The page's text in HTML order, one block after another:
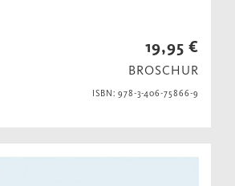
19,95 €
BROSCHUR
ISBN: 978-3-406-75866-9